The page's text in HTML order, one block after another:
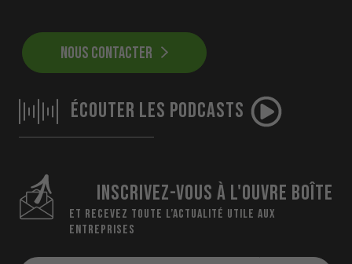
NOUS CONTACTER
ÉCOUTER LES PODCASTS
INSCRIVEZ-VOUS À L'OUVRE BOÎTE
ET RECEVEZ TOUTE L’ACTUALITÉ UTILE AUX
ENTREPRISES